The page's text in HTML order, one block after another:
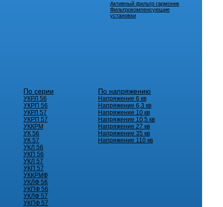
Активный фильтр гармоник
Фильтрокомпенсующие
установки
По серии
УКРЛ 56
УКРП 56
УКРЛ 57
УКРП 57
УККРМ
УК 56
УК 57
УКЛ 56
УКП 56
УКЛ 57
УКП 57
УККРМФ
УКЛФ 56
УКПФ 56
УКЛФ 57
УКПФ 57
По напряжению
Напряжение 6 кв
Напряжение 6,3 кв
Напряжение 10 кв
Напряжение 10,5 кв
Напряжение 27 кв
Напряжение 35 кв
Напряжение 110 кв